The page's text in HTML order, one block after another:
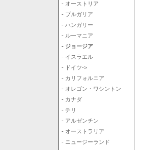
- オーストリア
- ブルガリア
- ハンガリー
- ルーマニア
- ジョージア
- イスラエル
- ドイツ->
- カリフォルニア
- オレゴン・ワシントン
- カナダ
- チリ
- アルゼンチン
- オーストラリア
- ニュージーランド